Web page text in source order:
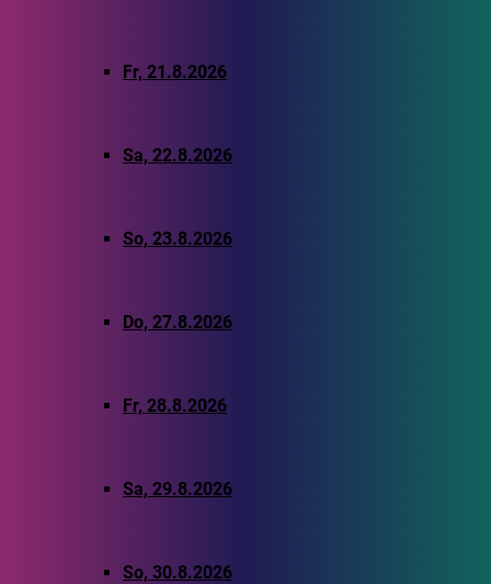
Fr, 21.8.2026
Sa, 22.8.2026
So, 23.8.2026
Do, 27.8.2026
Fr, 28.8.2026
Sa, 29.8.2026
So, 30.8.2026